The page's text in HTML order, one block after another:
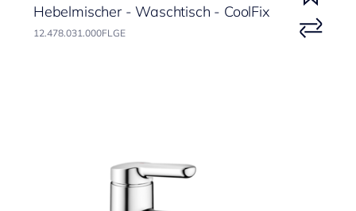
Hebelmischer - Waschtisch - CoolFix
12.478.031.000FLGE